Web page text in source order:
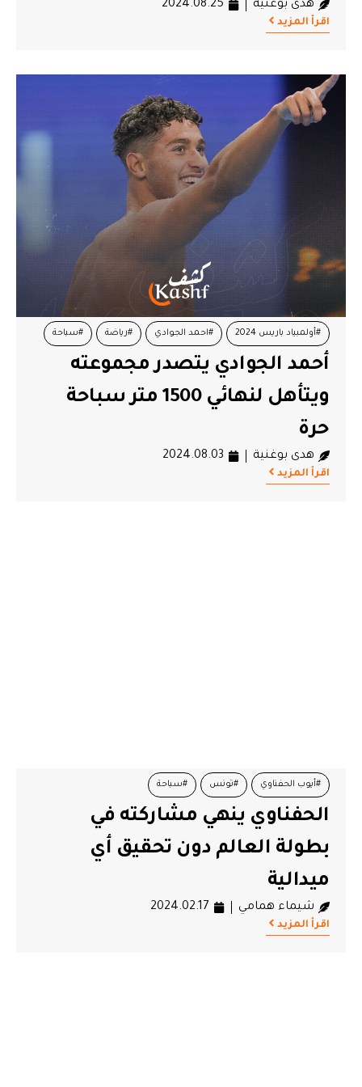
هدى بوغنية 2024.08.25
اقرأ المزيد
#أولمبياد باريس 2024 #احمد الجوادي #رياضة #سباحة
أحمد الجوادي يتصدر مجموعته
ويتأهل لنهائي 1500 متر سباحة
حرة
هدى بوغنية 2024.08.03
اقرأ المزيد
#أيوب الحفناوي #تونس #سباحة
الحفناوي ينهي مشاركته في
بطولة العالم دون تحقيق أي
ميدالية
شيماء همامي 2024.02.17
اقرأ المزيد